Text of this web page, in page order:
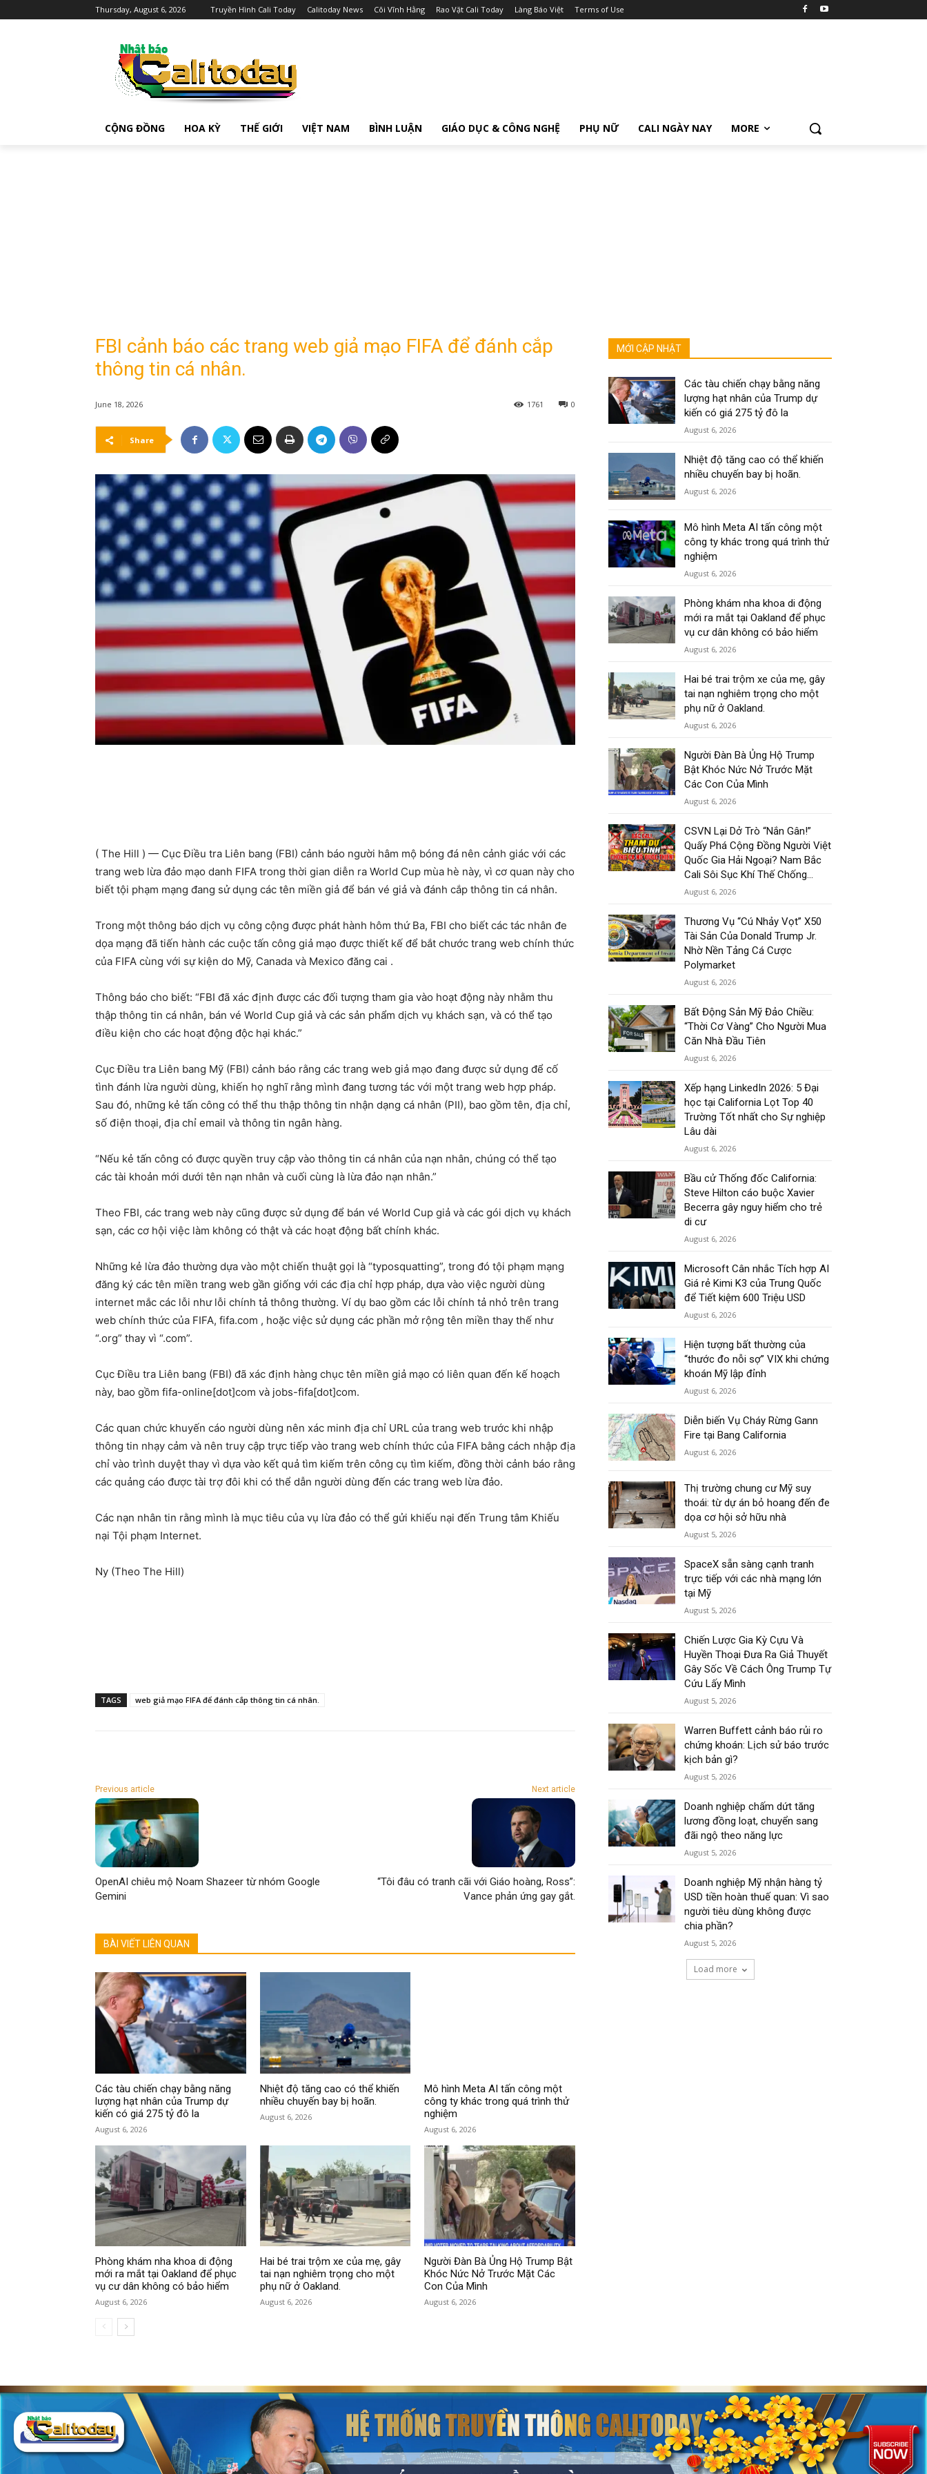
Thursday, August 6, 2026 Truyền Hình Cali Today Calitoday News Cõi Vĩnh Hằng Rao Vặt Cali Today Làng Báo Việt Terms of Use
CỘNG ĐỒNG HOA KỲ THẾ GIỚI VIỆT NAM BÌNH LUẬN GIÁO DỤC & CÔNG NGHỆ PHỤ NỮ CALI NGÀY NAY MORE
FBI cảnh báo các trang web giả mạo FIFA để đánh cắp
thông tin cá nhân.
June 18, 2026 0
1761
Share
( The Hill ) — Cục Điều tra Liên bang (FBI) cảnh báo người hâm mộ bóng đá nên cảnh giác với các
trang web lừa đảo mạo danh FIFA trong thời gian diễn ra World Cup mùa hè này, vì cơ quan này cho
biết tội phạm mạng đang sử dụng các tên miền giả để bán vé giả và đánh cắp thông tin cá nhân.
Trong một thông báo dịch vụ công cộng được phát hành hôm thứ Ba, FBI cho biết các tác nhân đe
dọa mạng đã tiến hành các cuộc tấn công giả mạo được thiết kế để bắt chước trang web chính thức
của FIFA cùng với sự kiện do Mỹ, Canada và Mexico đăng cai .
Thông báo cho biết: “FBI đã xác định được các đối tượng tham gia vào hoạt động này nhằm thu
thập thông tin cá nhân, bán vé World Cup giả và các sản phẩm dịch vụ khách sạn, và có thể tạo
điều kiện cho các hoạt động độc hại khác.”
Cục Điều tra Liên bang Mỹ (FBI) cảnh báo rằng các trang web giả mạo đang được sử dụng để cố
tình đánh lừa người dùng, khiến họ nghĩ rằng mình đang tương tác với một trang web hợp pháp.
Sau đó, những kẻ tấn công có thể thu thập thông tin nhận dạng cá nhân (PII), bao gồm tên, địa chỉ,
số điện thoại, địa chỉ email và thông tin ngân hàng.
“Nếu kẻ tấn công có được quyền truy cập vào thông tin cá nhân của nạn nhân, chúng có thể tạo
các tài khoản mới dưới tên nạn nhân và cuối cùng là lừa đảo nạn nhân.”
Theo FBI, các trang web này cũng được sử dụng để bán vé World Cup giả và các gói dịch vụ khách
sạn, các cơ hội việc làm không có thật và các hoạt động bất chính khác.
Những kẻ lừa đảo thường dựa vào một chiến thuật gọi là “typosquatting”, trong đó tội phạm mạng
đăng ký các tên miền trang web gần giống với các địa chỉ hợp pháp, dựa vào việc người dùng
internet mắc các lỗi như lỗi chính tả thông thường. Ví dụ bao gồm các lỗi chính tả nhỏ trên trang
web chính thức của FIFA, fifa.com , hoặc việc sử dụng các phần mở rộng tên miền thay thế như
“.org” thay vì “.com”.
Cục Điều tra Liên bang (FBI) đã xác định hàng chục tên miền giả mạo có liên quan đến kế hoạch
này, bao gồm fifa-online[dot]com và jobs-fifa[dot]com.
Các quan chức khuyến cáo người dùng nên xác minh địa chỉ URL của trang web trước khi nhập
thông tin nhạy cảm và nên truy cập trực tiếp vào trang web chính thức của FIFA bằng cách nhập địa
chỉ vào trình duyệt thay vì dựa vào kết quả tìm kiếm trên công cụ tìm kiếm, đồng thời cảnh báo rằng
các quảng cáo được tài trợ đôi khi có thể dẫn người dùng đến các trang web lừa đảo.
Các nạn nhân tin rằng mình là mục tiêu của vụ lừa đảo có thể gửi khiếu nại đến Trung tâm Khiếu
nại Tội phạm Internet.
Ny (Theo The Hill)
TAGS web giả mạo FIFA để đánh cắp thông tin cá nhân.
Previous article
OpenAI chiêu mộ Noam Shazeer từ nhóm Google
Gemini
Next article
“Tôi đâu có tranh cãi với Giáo hoàng, Ross”:
Vance phản ứng gay gắt.
BÀI VIẾT LIÊN QUAN
Các tàu chiến chạy bằng năng
lượng hạt nhân của Trump dự
kiến có giá 275 tỷ đô la
August 6, 2026
Nhiệt độ tăng cao có thể khiến
nhiều chuyến bay bị hoãn.
August 6, 2026
Mô hình Meta AI tấn công một
công ty khác trong quá trình thử
nghiệm
August 6, 2026
Phòng khám nha khoa di động
mới ra mắt tại Oakland để phục
vụ cư dân không có bảo hiểm
August 6, 2026
Hai bé trai trộm xe của mẹ, gây
tai nạn nghiêm trọng cho một
phụ nữ ở Oakland.
August 6, 2026
Người Đàn Bà Ủng Hộ Trump Bật
Khóc Nức Nở Trước Mặt Các
Con Của Mình
August 6, 2026
MỚI CẬP NHẬT
Các tàu chiến chạy bằng năng
lượng hạt nhân của Trump dự
kiến có giá 275 tỷ đô la
August 6, 2026
Nhiệt độ tăng cao có thể khiến
nhiều chuyến bay bị hoãn.
August 6, 2026
Mô hình Meta AI tấn công một
công ty khác trong quá trình thử
nghiệm
August 6, 2026
Phòng khám nha khoa di động
mới ra mắt tại Oakland để phục
vụ cư dân không có bảo hiểm
August 6, 2026
Hai bé trai trộm xe của mẹ, gây
tai nạn nghiêm trọng cho một
phụ nữ ở Oakland.
August 6, 2026
Người Đàn Bà Ủng Hộ Trump
Bật Khóc Nức Nở Trước Mặt
Các Con Của Mình
August 6, 2026
CSVN Lại Dở Trò “Nắn Gân!”
Quấy Phá Cộng Đồng Người Việt
Quốc Gia Hải Ngoại? Nam Bắc
Cali Sôi Sục Khí Thế Chống...
August 6, 2026
Thương Vụ “Cú Nhảy Vọt” X50
Tài Sản Của Donald Trump Jr.
Nhờ Nền Tảng Cá Cược
Polymarket
August 6, 2026
Bất Động Sản Mỹ Đảo Chiều:
“Thời Cơ Vàng” Cho Người Mua
Căn Nhà Đầu Tiên
August 6, 2026
Xếp hạng LinkedIn 2026: 5 Đại
học tại California Lọt Top 40
Trường Tốt nhất cho Sự nghiệp
Lâu dài
August 6, 2026
Bầu cử Thống đốc California:
Steve Hilton cáo buộc Xavier
Becerra gây nguy hiểm cho trẻ
di cư
August 6, 2026
Microsoft Cân nhắc Tích hợp AI
Giá rẻ Kimi K3 của Trung Quốc
để Tiết kiệm 600 Triệu USD
August 6, 2026
Hiện tượng bất thường của
“thước đo nỗi sợ” VIX khi chứng
khoán Mỹ lập đỉnh
August 6, 2026
Diễn biến Vụ Cháy Rừng Gann
Fire tại Bang California
August 6, 2026
Thị trường chung cư Mỹ suy
thoái: từ dự án bỏ hoang đến đe
dọa cơ hội sở hữu nhà
August 5, 2026
SpaceX sẵn sàng cạnh tranh
trực tiếp với các nhà mạng lớn
tại Mỹ
August 5, 2026
Chiến Lược Gia Kỳ Cựu Và
Huyền Thoại Đưa Ra Giả Thuyết
Gây Sốc Về Cách Ông Trump Tự
Cứu Lấy Mình
August 5, 2026
Warren Buffett cảnh báo rủi ro
chứng khoán: Lịch sử báo trước
kịch bản gì?
August 5, 2026
Doanh nghiệp chấm dứt tăng
lương đồng loạt, chuyển sang
đãi ngộ theo năng lực
August 5, 2026
Doanh nghiệp Mỹ nhận hàng tỷ
USD tiền hoàn thuế quan: Vì sao
người tiêu dùng không được
chia phần?
August 5, 2026
Load more